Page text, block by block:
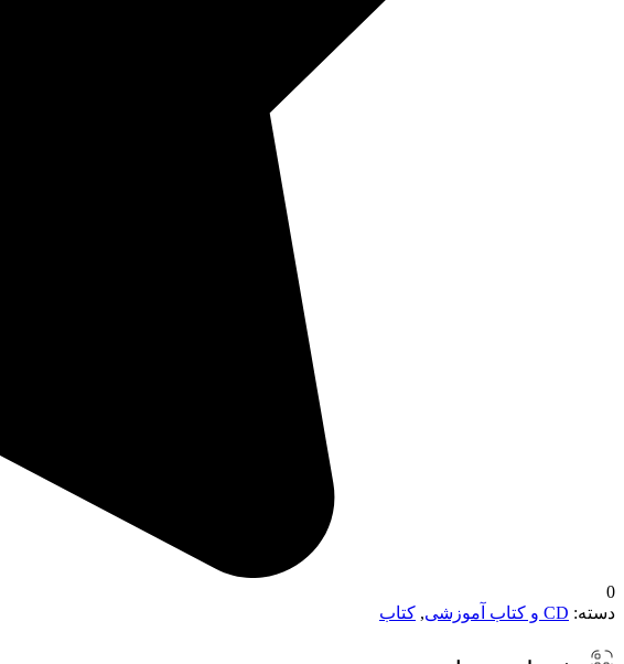
0
دسته: CD و کتاب آموزشی , کتاب